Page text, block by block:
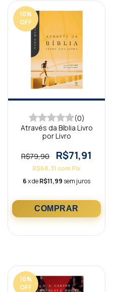
10%
OFF
(0)
Através da Bíblia Livro
por Livro
R$79,90 R$71,91
R$68,31 comPix
6x deR$11,99 sem juros
10%
OFF